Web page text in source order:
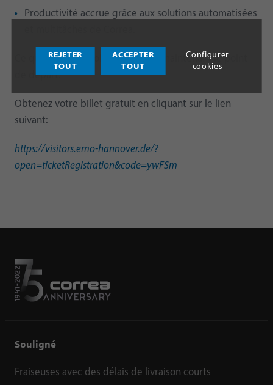
Productivité accrue grâce aux solutions automatisées
Ce qui était autrefois la limite est maintenant le point
de départ.
Obtenez votre billet gratuit en cliquant sur le lien
suivant:
https://visitors.emo-hannover.de/?
open=ticketRegistration&code=ywFSm
Souligné
Fraiseuses avec des délais de livraison courts
REJETER
TOUT
ACCEPTER
TOUT
Configurer
cookies